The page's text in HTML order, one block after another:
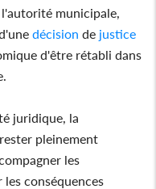
municipale,
décision de justice
d'être rétabli dans
juridique, la
pleinement
les
conséquences